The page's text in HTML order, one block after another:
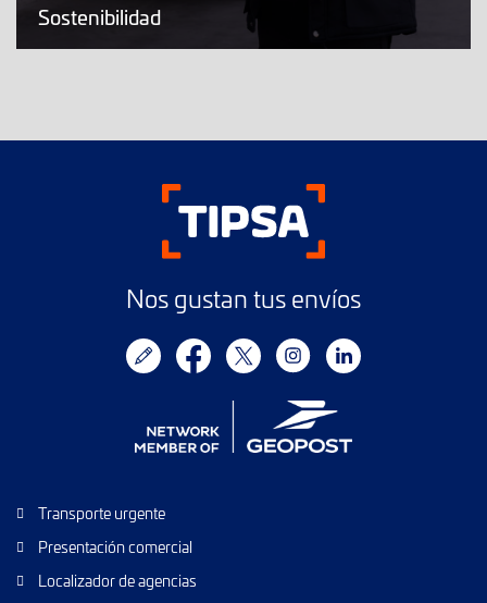
Sostenibilidad
Nos gustan tus envíos
Transporte urgente
Presentación comercial
Localizador de agencias